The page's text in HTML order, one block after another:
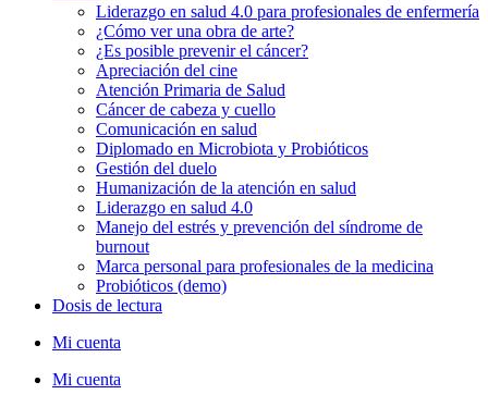
Liderazgo en salud 4.0 para profesionales de enfermería
¿Cómo ver una obra de arte?
¿Es posible prevenir el cáncer?
Apreciación del cine
Atención Primaria de Salud
Cáncer de cabeza y cuello
Comunicación en salud
Diplomado en Microbiota y Probióticos
Gestión del duelo
Humanización de la atención en salud
Liderazgo en salud 4.0
Manejo del estrés y prevención del síndrome de
burnout
Marca personal para profesionales de la medicina
Probióticos (demo)
Dosis de lectura
Mi cuenta
Mi cuenta